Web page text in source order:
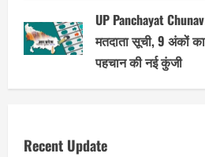
UP Panchayat
मतदाता सूची, 9 अंकों
पहचान की नई कुंजी
Recent Update